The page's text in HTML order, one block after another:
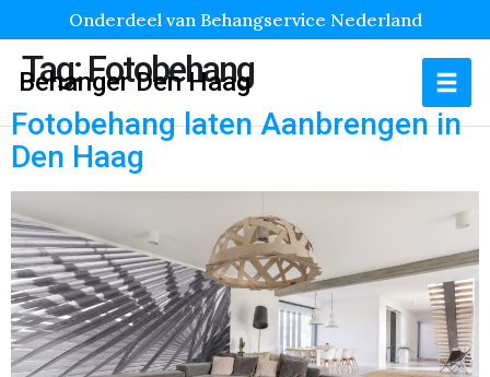
Onderdeel van Behangservice Nederland
Behanger Den Haag
Tag:Fotobehang
Fotobehang laten Aanbrengen in
Den Haag